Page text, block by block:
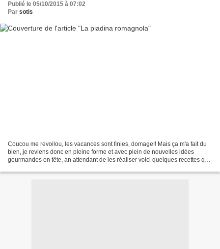
Publié le 05/10/2015 à 07:02
Par sotis
Coucou me revoilou, les vacances sont finies, domage!! Mais ça m'a fait du
bien, je reviens donc en pleine forme et avec plein de nouvelles idées
gourmandes en tête, an attendant de les réaliser voici quelques recettes que